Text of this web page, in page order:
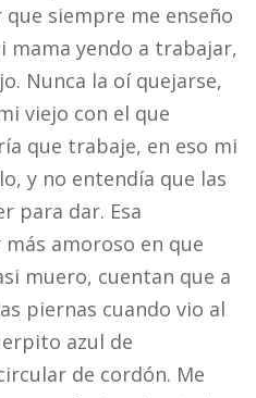
siempre me enseño
mama yendo a trabajar,
Nunca la oí quejarse,
viejo con el que
que trabaje, en eso mi
y no entendía que las
para dar. Esa
amoroso en que
muero, cuentan que a
piernas cuando vio al
azul de
de cordón. Me